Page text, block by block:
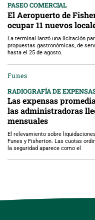
PASEO COMERCIAL
El Aeropuerto de
ocupar 11 nuevos
La terminal lanzó una licitación
propuestas gastronómicas, de
hasta el 25 de agosto.
Funes
RADIOGRAFÍA DE
Las expensas
las administradoras
mensuales
El relevamiento sobre
Funes y Fisherton. Las cuotas
la seguridad aparece como el